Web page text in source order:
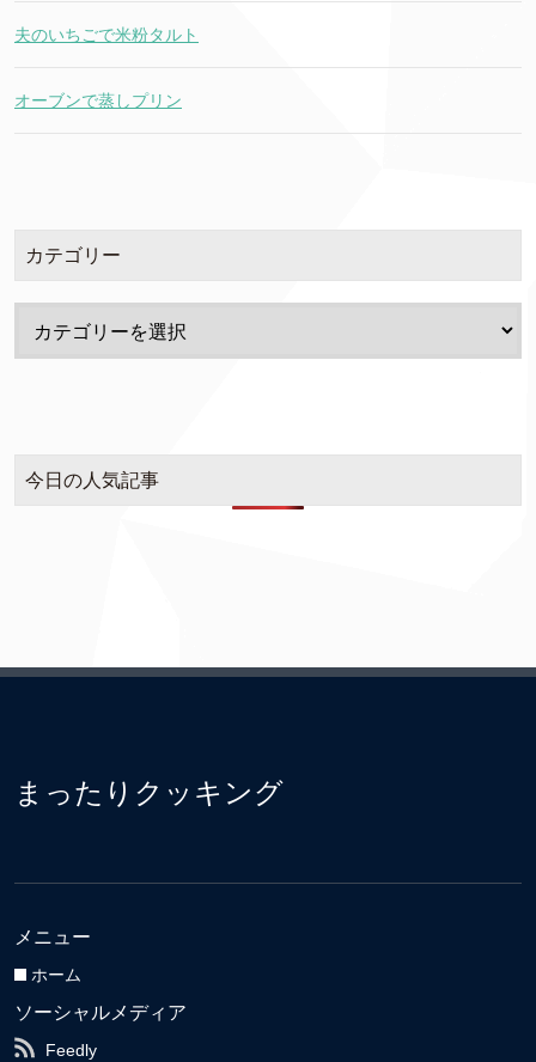
夫のいちごで米粉タルト
オーブンで蒸しプリン
カテゴリー
今日の人気記事
まったりクッキング
メニュー
ホーム
ソーシャルメディア
Feedly